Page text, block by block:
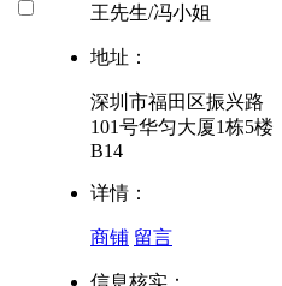
王先生/冯小姐
地址：
深圳市福田区振兴路
101号华匀大厦1栋5楼
B14
详情：
商铺 留言